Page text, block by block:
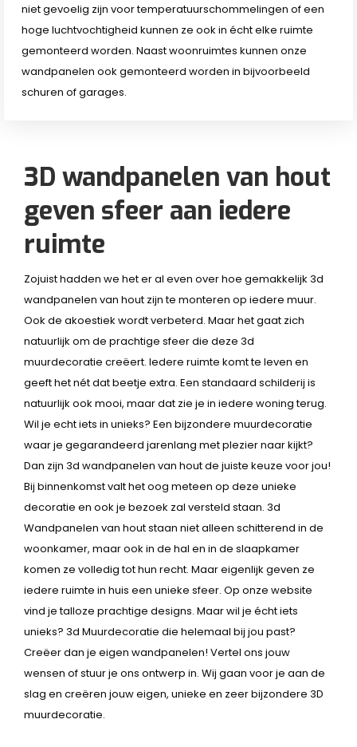
niet gevoelig zijn voor temperatuurschommelingen of een
hoge luchtvochtigheid kunnen ze ook in écht elke ruimte
gemonteerd worden. Naast woonruimtes kunnen onze
wandpanelen ook gemonteerd worden in bijvoorbeeld
schuren of garages.
3D wandpanelen van hout
geven sfeer aan iedere
ruimte
Zojuist hadden we het er al even over hoe gemakkelijk 3d
wandpanelen van hout zijn te monteren op iedere muur.
Ook de akoestiek wordt verbeterd. Maar het gaat zich
natuurlijk om de prachtige sfeer die deze 3d
muurdecoratie creëert. Iedere ruimte komt te leven en
geeft het nét dat beetje extra. Een standaard schilderij is
natuurlijk ook mooi, maar dat zie je in iedere woning terug.
Wil je echt iets in unieks? Een bijzondere muurdecoratie
waar je gegarandeerd jarenlang met plezier naar kijkt?
Dan zijn 3d wandpanelen van hout de juiste keuze voor jou!
Bij binnenkomst valt het oog meteen op deze unieke
decoratie en ook je bezoek zal versteld staan. 3d
Wandpanelen van hout staan niet alleen schitterend in de
woonkamer, maar ook in de hal en in de slaapkamer
komen ze volledig tot hun recht. Maar eigenlijk geven ze
iedere ruimte in huis een unieke sfeer. Op onze website
vind je talloze prachtige designs. Maar wil je écht iets
unieks? 3d Muurdecoratie die helemaal bij jou past?
Creëer dan je eigen wandpanelen! Vertel ons jouw
wensen of stuur je ons ontwerp in. Wij gaan voor je aan de
slag en creëren jouw eigen, unieke en zeer bijzondere 3D
muurdecoratie.